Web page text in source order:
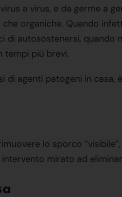
a virus, e da germe a
che organiche. Quando
autosostenersi, quando
tempi più brevi.
di agenti patogeni in casa,
lo sporco
intervento mirato ad